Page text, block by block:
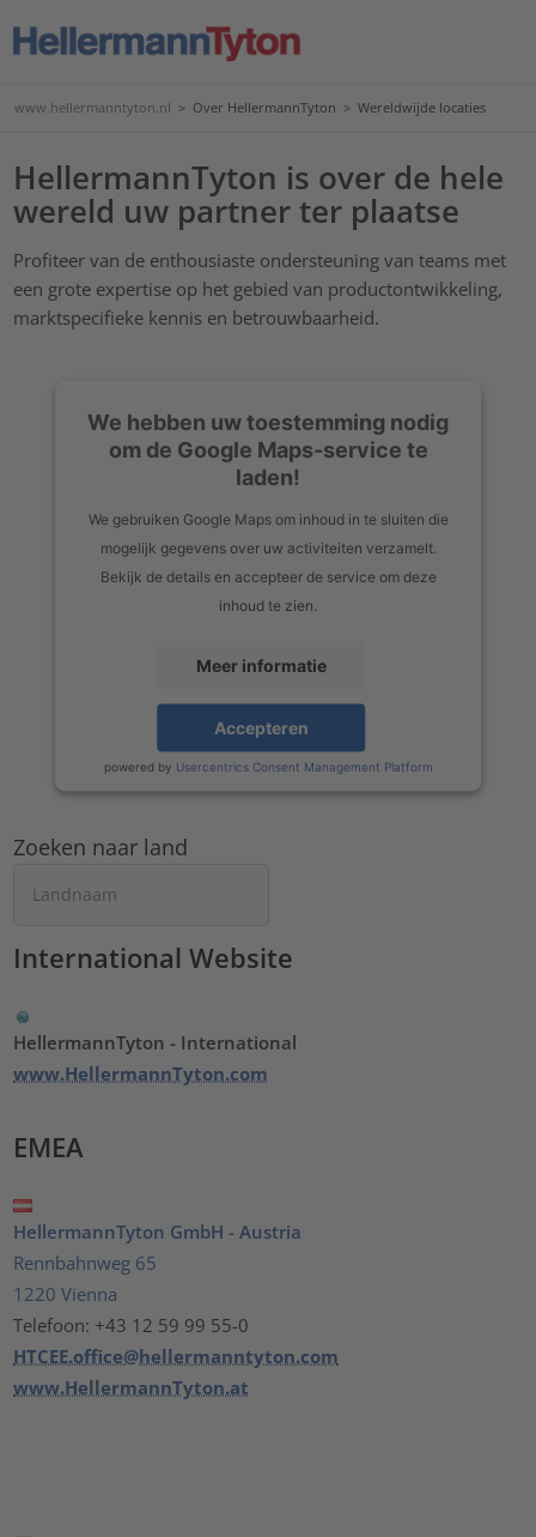
www.hellermanntyton.nl > Over HellermannTyton > Wereldwijde locaties
HellermannTyton is over de hele
wereld uw partner ter plaatse
Profiteer van de enthousiaste ondersteuning van teams met
een grote expertise op het gebied van productontwikkeling,
marktspecifieke kennis en betrouwbaarheid.
We hebben uw toestemming nodig
om de Google Maps-service te
laden!
We gebruiken Google Maps om inhoud in te sluiten die
mogelijk gegevens over uw activiteiten verzamelt.
Bekijk de details en accepteer de service om deze
inhoud te zien.
Meer informatie
Accepteren
powered by Usercentrics Consent Management Platform
Zoeken naar land
International Website
HellermannTyton - International
www.HellermannTyton.com
EMEA
HellermannTyton GmbH - Austria
Rennbahnweg 65
1220 Vienna
Telefoon: +43 12 59 99 55-0
HTCEE.office@hellermanntyton.com
www.HellermannTyton.at